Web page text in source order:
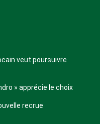
veut poursuivre
» apprécie le choix
recrue